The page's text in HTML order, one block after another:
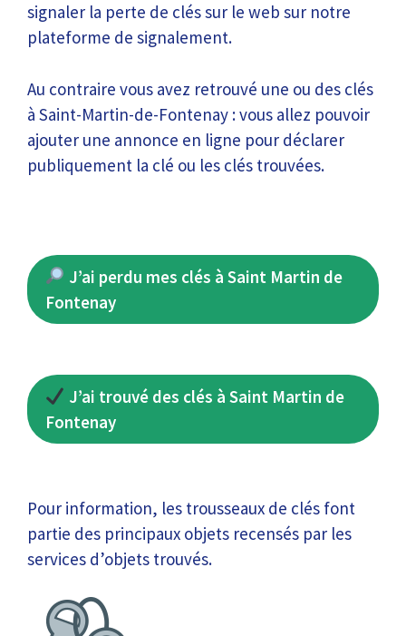
signaler la perte de clés sur le web sur notre
plateforme de signalement.
Au contraire vous avez retrouvé une ou des clés
à Saint-Martin-de-Fontenay : vous allez pouvoir
ajouter une annonce en ligne pour déclarer
publiquement la clé ou les clés trouvées.
J’ai perdu mes clés à Saint Martin de
Fontenay
J’ai trouvé des clés à Saint Martin de
Fontenay
Pour information, les trousseaux de clés font
partie des principaux objets recensés par les
services d’objets trouvés.